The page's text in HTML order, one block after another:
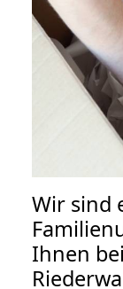
Wir sind
Ihnen